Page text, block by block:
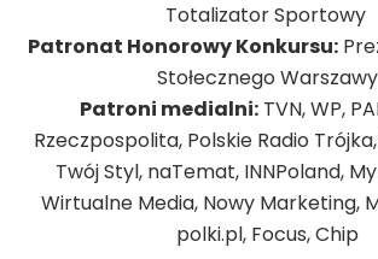
Totalizator Sportowy
Patronat Honorowy Konkursu:
Stołecznego Warszawy
Patroni medialni: TVN, WP,
Rzeczpospolita, Polskie Radio
Twój Styl, naTemat, INNPoland,
Wirtualne Media, Nowy Marketing,
polki.pl, Focus, Chip